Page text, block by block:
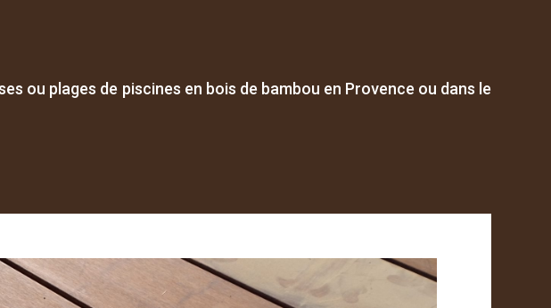
ou plages de piscines en bois de bambou en Provence ou dans le